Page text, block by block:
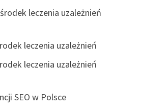
leczenia uzależnień
leczenia uzależnień
leczenia uzależnień
SEO w Polsce